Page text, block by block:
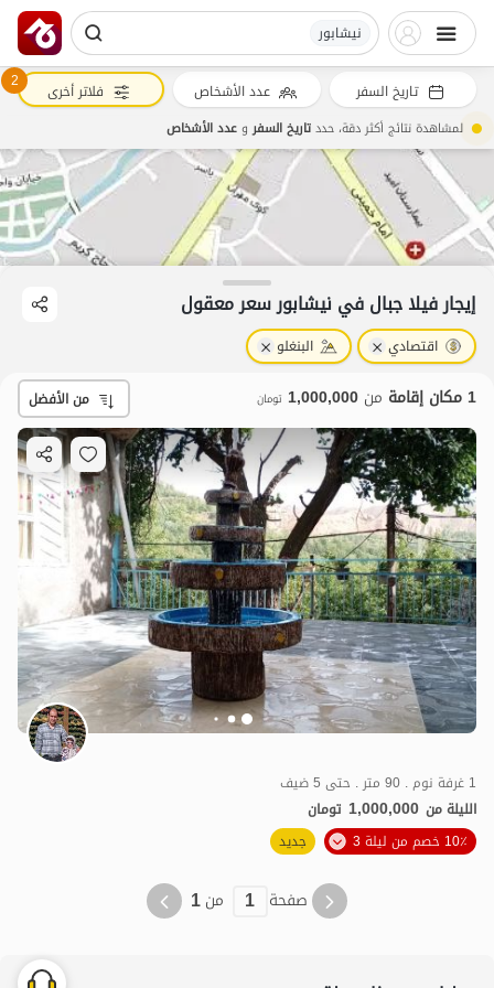
نیشابور
إيجار فيلا جبال في نیشابور سعر معقول
اقتصادي البنغلو
1 مكان إقامة من 1,000,000 تومان من الأفضل
1 غرفة نوم . 90 متر . حتى 5 ضيف
الليلة من 1,000,000 تومان
10٪ خصم من ليلة 3
جديد
صفحة 1 من1
تاريخ السفر عدد الأشخاص 2 فلاتر أخرى
لمشاهدة نتائج أكثر دقة، حددتاريخ السفروعدد الأشخاص